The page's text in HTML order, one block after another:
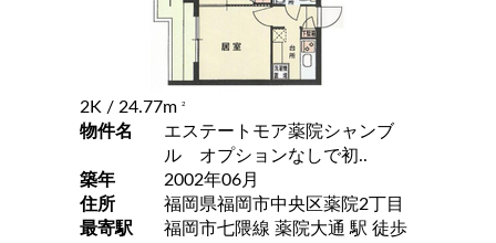
2K / 24.77m 2
物件名
エステートモア薬院シャンブ
ル オプションなしで初..
築年
2002年06月
住所
福岡県福岡市中央区薬院2丁目
最寄駅
福岡市七隈線 薬院大通 駅 徒歩